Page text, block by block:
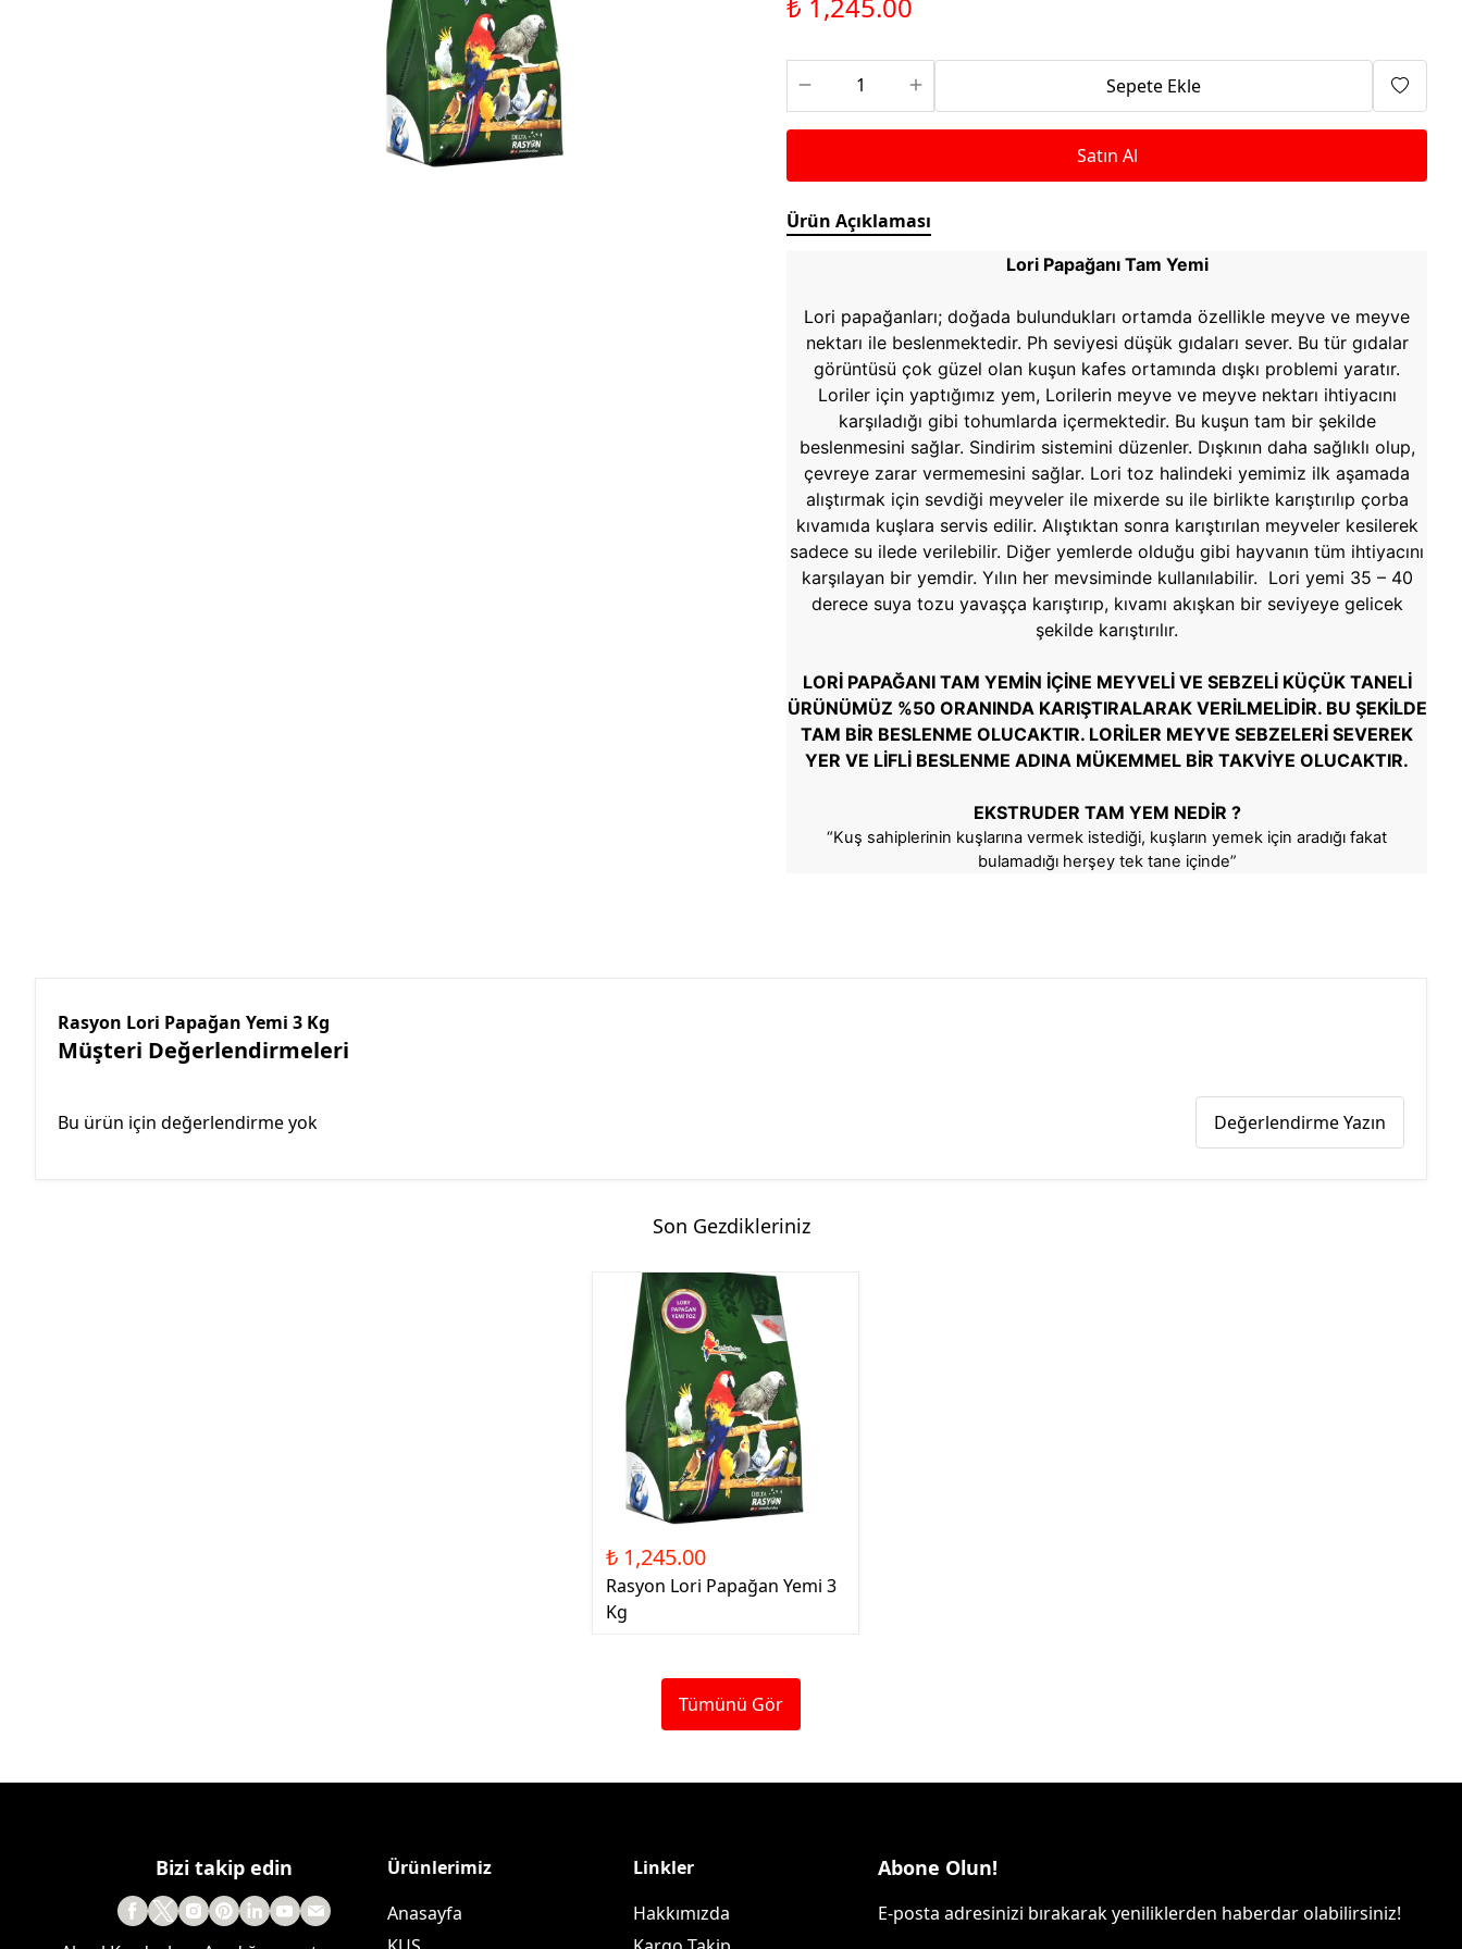
Saka ve Doğa Kuşu
Yemleri
Güvercin Yemleri
Kumlar
Mamalar
Krakerler
Aparatları
Sepete Ekle
Satın Al
Ürün Açıklaması
Lori Papağanı Tam Yemi
Lori papağanları; doğada bulundukları ortamda özellikle meyve ve meyve
nektarı ile beslenmektedir. Ph seviyesi düşük gıdaları sever. Bu tür gıdalar
görüntüsü çok güzel olan kuşun kafes ortamında dışkı problemi yaratır.
Loriler için yaptığımız yem, Lorilerin meyve ve meyve nektarı ihtiyacını
karşıladığı gibi tohumlarda içermektedir. Bu kuşun tam bir şekilde
beslenmesini sağlar. Sindirim sistemini düzenler. Dışkının daha sağlıklı olup,
çevreye zarar vermemesini sağlar. Lori toz halindeki yemimiz ilk aşamada
alıştırmak için sevdiği meyveler ile mixerde su ile birlikte karıştırılıp çorba
kıvamıda kuşlara servis edilir. Alıştıktan sonra karıştırılan meyveler kesilerek
sadece su ilede verilebilir. Diğer yemlerde olduğu gibi hayvanın tüm ihtiyacını
karşılayan bir yemdir. Yılın her mevsiminde kullanılabilir. Lori yemi 35 – 40
derece suya tozu yavaşça karıştırıp, kıvamı akışkan bir seviyeye gelicek
şekilde karıştırılır.
LORİ PAPAĞANI TAM YEMİN İÇİNE MEYVELİ VE SEBZELİ KÜÇÜK TANELİ
ÜRÜNÜMÜZ %50 ORANINDA KARIŞTIRALARAK VERİLMELİDİR. BU ŞEKİLDE
TAM BİR BESLENME OLUCAKTIR. LORİLER MEYVE SEBZELERİ SEVEREK
YER VE LİFLİ BESLENME ADINA MÜKEMMEL BİR TAKVİYE OLUCAKTIR.
EKSTRUDER TAM YEM NEDİR ?
“Kuş sahiplerinin kuşlarına vermek istediği, kuşların yemek için aradığı fakat
bulamadığı herşey tek tane içinde”
Rasyon Lori Papağan Yemi 3 Kg
Müşteri Değerlendirmeleri
Bu ürün için değerlendirme yok Değerlendirme Yazın
Son Gezdikleriniz
₺ 1,245.00
Rasyon Lori Papağan Yemi 3
Kg
Tümünü Gör
Bizi takip edin
Ürünlerimiz
Anasayfa
Linkler
Hakkımızda
Abone Olun!
E-posta adresinizi bırakarak yeniliklerden haberdar olabilirsiniz!